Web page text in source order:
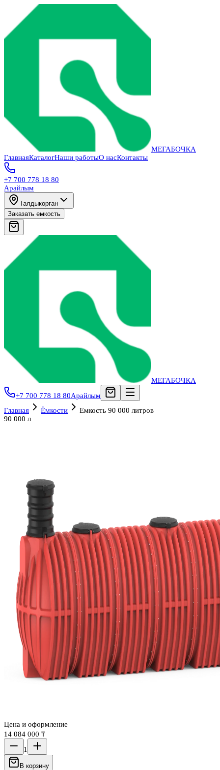
МЕГАБОЧКА
ГлавнаяКаталогНаши работыО насКонтакты
+7 700 778 18 80
Арайлым
Талдыкорган
Заказать емкость
МЕГАБОЧКА
+7 700 778 18 80Арайлым
Главная
Ёмкости
Емкость 90 000 литров
90 000 л
Цена и оформление
14 084 000 ₸
1
В корзину